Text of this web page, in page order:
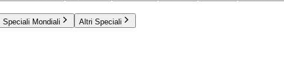
Speciali Mondiali Altri Speciali